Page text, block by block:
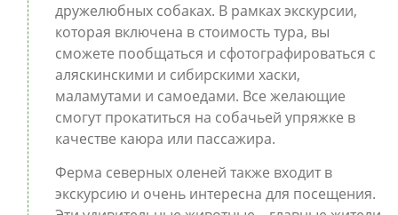
дружелюбных собаках. В рамках экскурсии,
которая включена в стоимость тура, вы
сможете пообщаться и сфотографироваться с
аляскинскими и сибирскими хаски,
маламутами и самоедами. Все желающие
смогут прокатиться на собачьей упряжке в
качестве каюра или пассажира.
Ферма северных оленей также входит в
экскурсию и очень интересна для посещения.